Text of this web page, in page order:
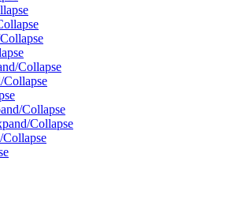
Collapse
Collapse
Collapse
Collapse